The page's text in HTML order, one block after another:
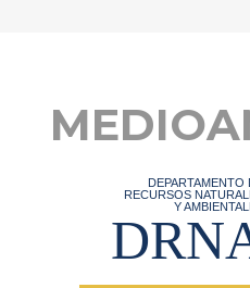
DEPARTAMENTO
RECURSOS
Y